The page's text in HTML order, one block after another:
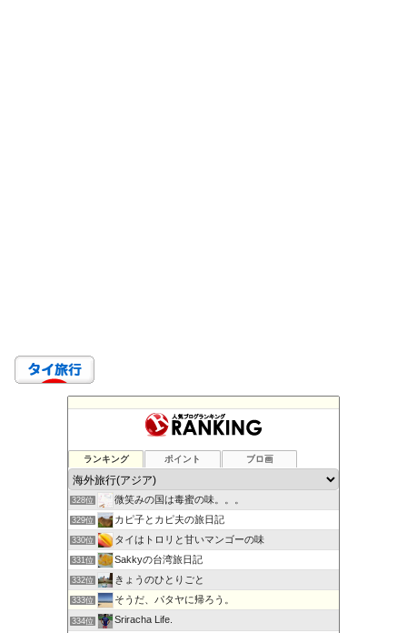
ランキング ポイント ブロ画
326位 こぐまラテの「とりあえず、やってみた！」
327位 てくてくソウル | バーチャルソウル観光サイト
328位 微笑みの国は毒蜜の味。。。
329位 カピ子とカピ夫の旅日記
330位 タイはトロリと甘いマンゴーの味
331位 Sakkyの台湾旅日記
332位 きょうのひとりごと
333位 そうだ、パタヤに帰ろう。
334位 Sriracha Life.